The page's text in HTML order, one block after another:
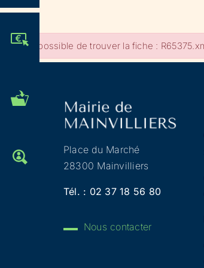
ADMINISTRATIVES
OFFRES D'EMPLOI
Impossible de trouver la fiche :
Place du Marché
28300 Mainvilliers
Tél. : 02 37 18 56 80
Nous contacter